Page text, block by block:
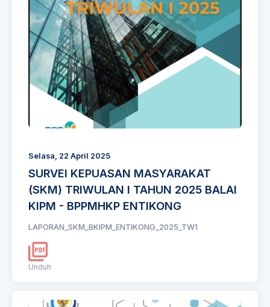
Selasa, 22 April 2025
SURVEI KEPUASAN MASYARAKAT
(SKM) TRIWULAN I TAHUN 2025 BALAI
KIPM - BPPMHKP ENTIKONG
LAPORAN_SKM_BKIPM_ENTIKONG_2025_TW1
Unduh